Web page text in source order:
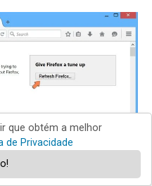
quer restaurar as suas
que obtém a melhor
de Privacidade